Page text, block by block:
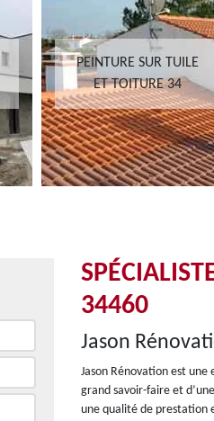
PEINTURE SUR TUILE
ET TOITURE 34
34460
Jason
Jason Rénovation est une
grand savoir-faire et
une qualité de prestation